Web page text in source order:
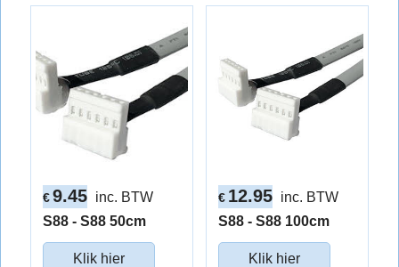
€ 9.45 inc. BTW
S88 - S88 50cm
Klik hier
€ 12.95 inc. BTW
S88 - S88 100cm
Klik hier